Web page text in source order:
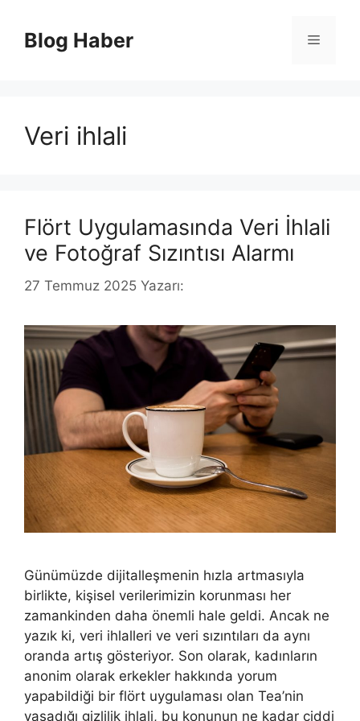
Blog Haber Menü
Veri ihlali
Flört Uygulamasında Veri İhlali
ve Fotoğraf Sızıntısı Alarmı
27 Temmuz 2025 Yazarı:
Günümüzde dijitalleşmenin hızla artmasıyla
birlikte, kişisel verilerimizin korunması her
zamankinden daha önemli hale geldi. Ancak ne
yazık ki, veri ihlalleri ve veri sızıntıları da aynı
oranda artış gösteriyor. Son olarak, kadınların
anonim olarak erkekler hakkında yorum
yapabildiği bir flört uygulaması olan Tea’nin
yaşadığı gizlilik ihlali, bu konunun ne kadar ciddi